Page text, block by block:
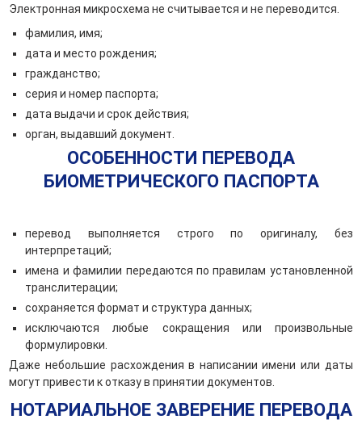
Электронная микросхема не считывается и не переводится.
фамилия, имя;
дата и место рождения;
гражданство;
серия и номер паспорта;
дата выдачи и срок действия;
орган, выдавший документ.
ОСОБЕННОСТИ ПЕРЕВОДА
БИОМЕТРИЧЕСКОГО ПАСПОРТА
перевод выполняется строго по оригиналу, без
интерпретаций;
имена и фамилии передаются по правилам установленной
транслитерации;
сохраняется формат и структура данных;
исключаются любые сокращения или произвольные
формулировки.
Даже небольшие расхождения в написании имени или даты
могут привести к отказу в принятии документов.
НОТАРИАЛЬНОЕ ЗАВЕРЕНИЕ ПЕРЕВОДА